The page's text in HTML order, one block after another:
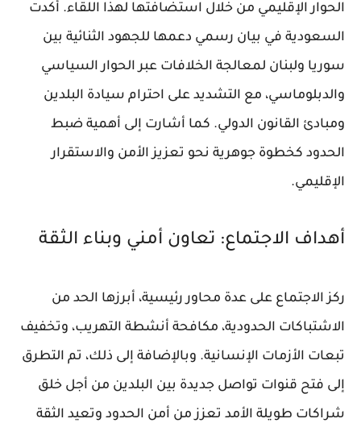
الحوار الإقليمي من خلال استضافتها لهذا اللقاء. أكدت
السعودية في بيان رسمي دعمها للجهود الثنائية بين
سوريا ولبنان لمعالجة الخلافات عبر الحوار السياسي
والدبلوماسي، مع التشديد على احترام سيادة البلدين
ومبادئ القانون الدولي. كما أشارت إلى أهمية ضبط
الحدود كخطوة جوهرية نحو تعزيز الأمن والاستقرار
الإقليمي.
أهداف الاجتماع: تعاون أمني وبناء الثقة
ركز الاجتماع على عدة محاور رئيسية، أبرزها الحد من
الاشتباكات الحدودية، مكافحة أنشطة التهريب، وتخفيف
تبعات الأزمات الإنسانية. وبالإضافة إلى ذلك، تم التطرق
إلى فتح قنوات تواصل جديدة بين البلدين من أجل خلق
شراكات طويلة الأمد تعزز من أمن الحدود وتعيد الثقة